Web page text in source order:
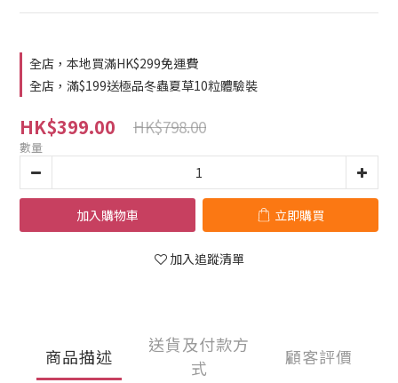
全店，本地買滿HK$299免運費
全店，滿$199送極品冬蟲夏草10粒體驗裝
HK$399.00 HK$798.00
數量
加入購物車 立即購買
加入追蹤清單
商品描述
送貨及付款方
式
顧客評價